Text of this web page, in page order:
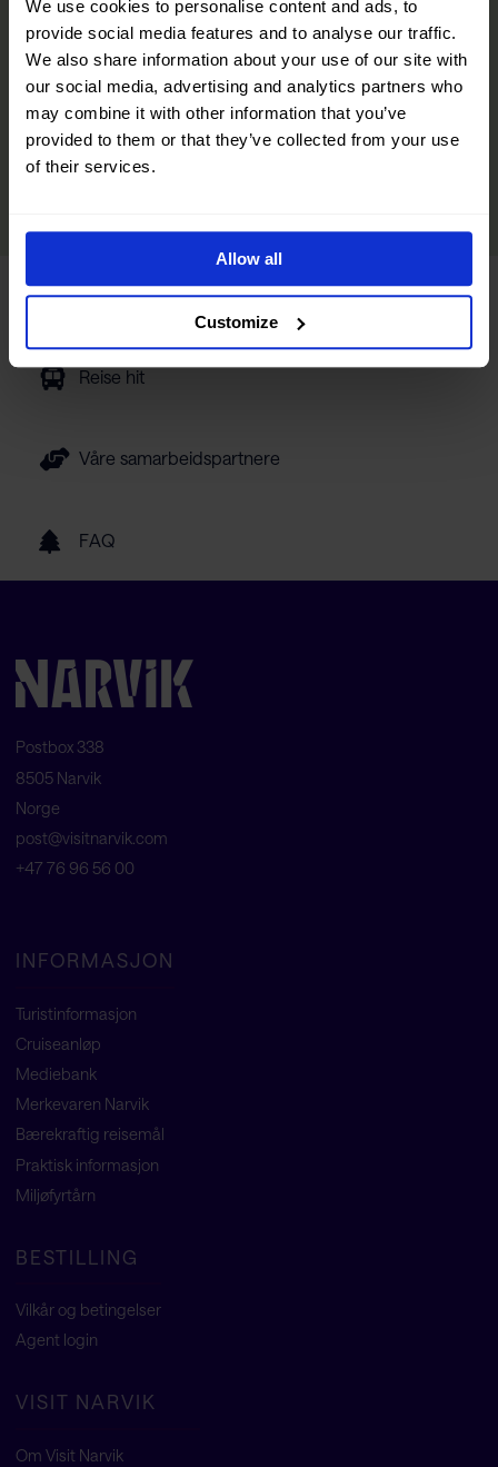
We use cookies to personalise content and ads, to
provide social media features and to analyse our traffic.
We also share information about your use of our site with
our social media, advertising and analytics partners who
may combine it with other information that you’ve
provided to them or that they’ve collected from your use
of their services.
Allow all
Customize
fjord til fjell og alt i mellom. Her finner du den praktiske
informasjonen du trenger for å få mest mulig ut av besøket ditt,
inkludert tips om transport, overnatting og bespisning, samt
opplevelser og aktiviteter innenfor alle årstider. Vi har inkludert
tips fra lokalbefolkningen, slik at du også kan oppdage regionens
skjulte perler på Nordnorge-ferien.
Turistinformasjon
Reise hit
Våre samarbeidspartnere
FAQ
Postbox 338
8505 Narvik
Norge
post@visitnarvik.com
+47 76 96 56 00
INFORMASJON
Turistinformasjon
Cruiseanløp
Mediebank
Merkevaren Narvik
Bærekraftig reisemål
Praktisk informasjon
Miljøfyrtårn
BESTILLING
Vilkår og betingelser
Agent login
VISIT NARVIK
Om Visit Narvik